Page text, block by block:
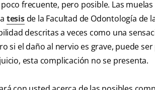
frecuente, pero posible. Las
tesisde la Facultad de Odontología de
descritas a veces como una
si el daño al nervio es grave, puede
esta complicación no se presenta.